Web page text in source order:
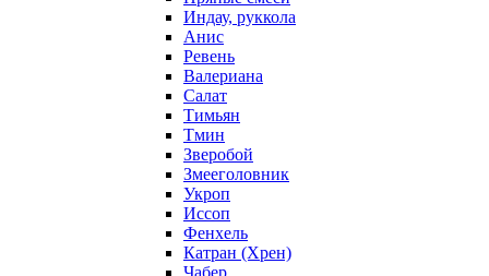
Индау, руккола
Анис
Ревень
Валериана
Салат
Тимьян
Тмин
Зверобой
Змееголовник
Укроп
Иссоп
Фенхель
Катран (Хрен)
Чабер